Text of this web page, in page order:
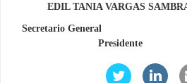
EDIL TANIA VARGAS
Secretario
Presidente